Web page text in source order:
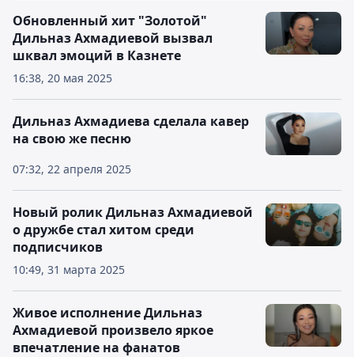
16:38, 20 мая 2025
Обновленный хит "Золотой"
Дильназ Ахмадиевой вызвал
шквал эмоций в Казнете
07:32, 22 апреля 2025
Дильназ Ахмадиева сделала кавер
на свою же песню
10:49, 31 марта 2025
Новый ролик Дильназ Ахмадиевой
о дружбе стал хитом среди
подписчиков
Живое исполнение Дильназ
Ахмадиевой произвело яркое
впечатление на фанатов